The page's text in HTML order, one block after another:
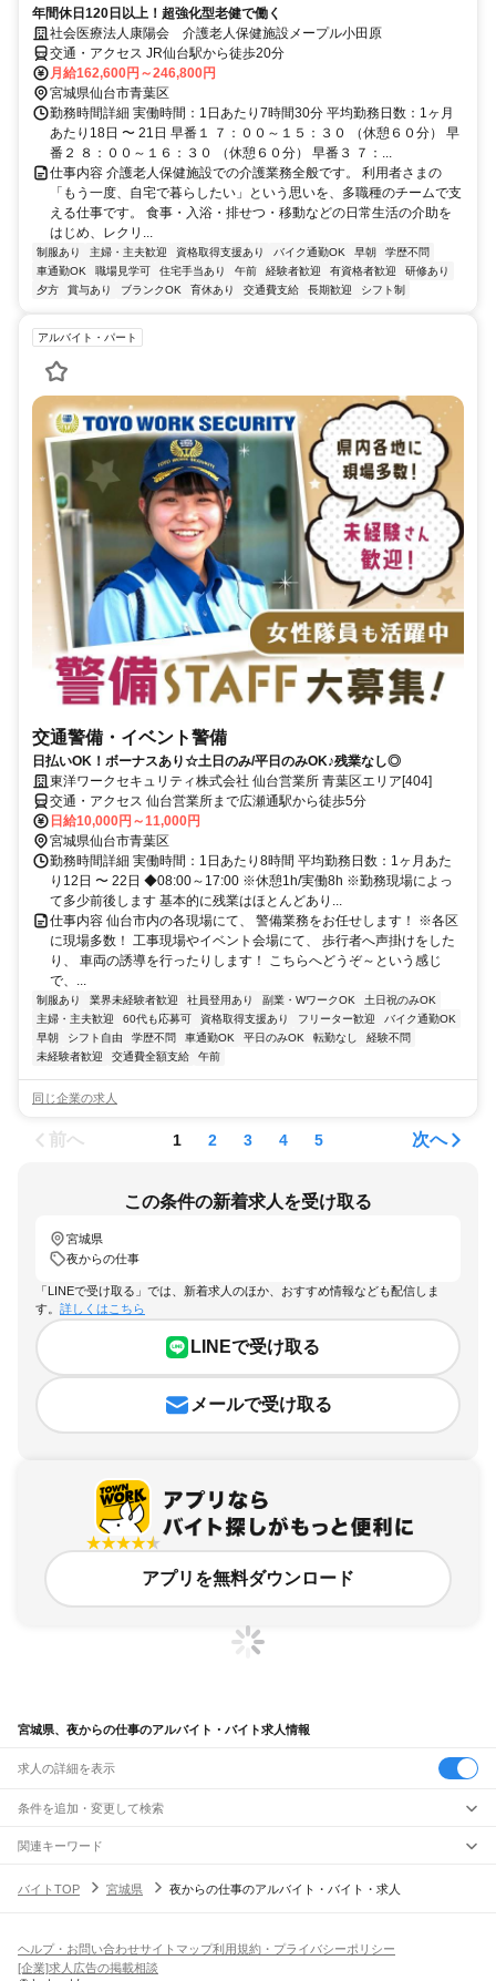
年間休日120日以上！超強化型老健で働く
社会医療法人康陽会 介護老人保健施設メープル小田原
交通・アクセス JR仙台駅から徒歩20分
月給162,600円～246,800円
宮城県仙台市青葉区
勤務時間詳細 実働時間：1日あたり7時間30分 平均勤務日数：1ヶ月
あたり18日 〜 21日 早番１ ７：００～１５：３０ （休憩６０分） 早
番２ ８：００～１６：３０ （休憩６０分） 早番３ ７：...
仕事内容 介護老人保健施設での介護業務全般です。 利用者さまの
「もう一度、自宅で暮らしたい」という思いを、多職種のチームで支
える仕事です。 食事・入浴・排せつ・移動などの日常生活の介助を
はじめ、レクリ...
制服あり 主婦・主夫歓迎 資格取得支援あり バイク通勤OK 早朝
学歴不問
車通勤OK
職場見学可 住宅手当あり 午前 経験者歓迎 有資格者歓迎
研修あり
夕方
賞与あり ブランクOK 育休あり 交通費支給 長期歓迎 シフト制
アルバイト・パート
交通警備・イベント警備
日払いOK！ボーナスあり☆土日のみ/平日のみOK♪残業なし◎
東洋ワークセキュリティ株式会社 仙台営業所 青葉区エリア[404]
交通・アクセス 仙台営業所まで広瀬通駅から徒歩5分
日給10,000円～11,000円
宮城県仙台市青葉区
勤務時間詳細 実働時間：1日あたり8時間 平均勤務日数：1ヶ月あた
り12日 〜 22日 ◆08:00～17:00 ※休憩1h/実働8h ※勤務現場によっ
て多少前後します 基本的に残業はほとんどあり...
仕事内容 仙台市内の各現場にて、 警備業務をお任せします！ ※各区
に現場多数！ 工事現場やイベント会場にて、 歩行者へ声掛けをした
り、 車両の誘導を行ったりします！ こちらへどうぞ～という感じ
で、...
制服あり 業界未経験者歓迎 社員登用あり 副業・WワークOK
土日祝のみOK
主婦・主夫歓迎
60代も応募可 資格取得支援あり フリーター歓迎
バイク通勤OK
早朝
シフト自由 学歴不問 車通勤OK 平日のみOK 転勤なし
経験不問
未経験者歓迎
交通費全額支給 午前
同じ企業の求人
前へ 1 2 3 4 5 次へ
この条件の新着求人を受け取る
宮城県
夜からの仕事
「LINEで受け取る」では、新着求人のほか、おすすめ情報なども配信しま
す。 詳しくはこちら
LINEで受け取る
メールで受け取る
アプリを無料ダウンロード
宮城県、夜からの仕事のアルバイト・バイト求人情報
求人の詳細を表示
条件を追加・変更して検索
市区町村を追加・変更
宮城県すべて
石巻市塩竈市気仙沼市白石市名取市角田市多賀城市岩沼市登米市
東松島市大崎市富谷市
駅を追加・変更
越河駅 白石駅東白石駅 北白川駅大河原駅船岡駅槻木駅 岩沼駅 館腰駅
南仙台駅太子堂駅 長町駅
国府多賀城駅塩釜駅松島駅
飲食・フードサービス
飲食・フードサービス
特徴を追加・変更
関連キーワード
宮城県 昼からの仕事
宮城県 夜からの仕事 ひと
バイトTOP 宮城県 夜からの仕事のアルバイト・バイト・求人
ヘルプ・お問い合わせサイトマップ利用規約・プライバシーポリシー
[企業]求人広告の掲載相談